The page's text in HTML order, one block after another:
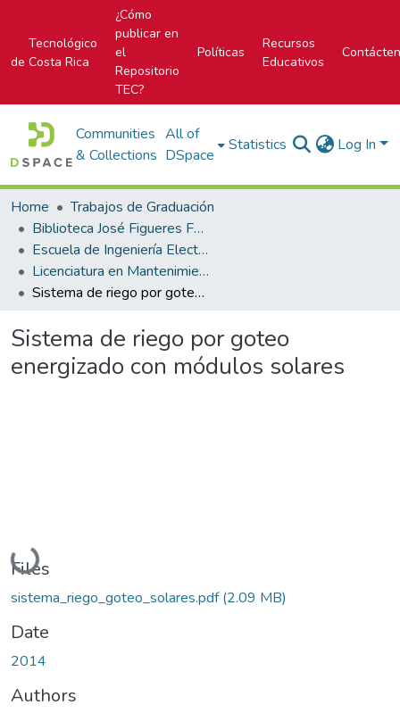
Tecnológico
de Costa Rica
¿Cómo
publicar en
el
Repositorio
TEC?
Políticas
Recursos
Educativos
Communities
& Collections
All of
DSpace
Statistics Log In
Home
Trabajos de Graduación
Biblioteca José Figueres Ferrer
Escuela de Ingeniería Electromecánica
Licenciatura en Mantenimiento Industrial
Sistema de riego por goteo energizado con módulos solares
Sistema de riego por goteo
energizado con módulos solares
Loading...
Files
sistema_riego_goteo_solares.pdf(2.09 MB)
Date
2014
Authors